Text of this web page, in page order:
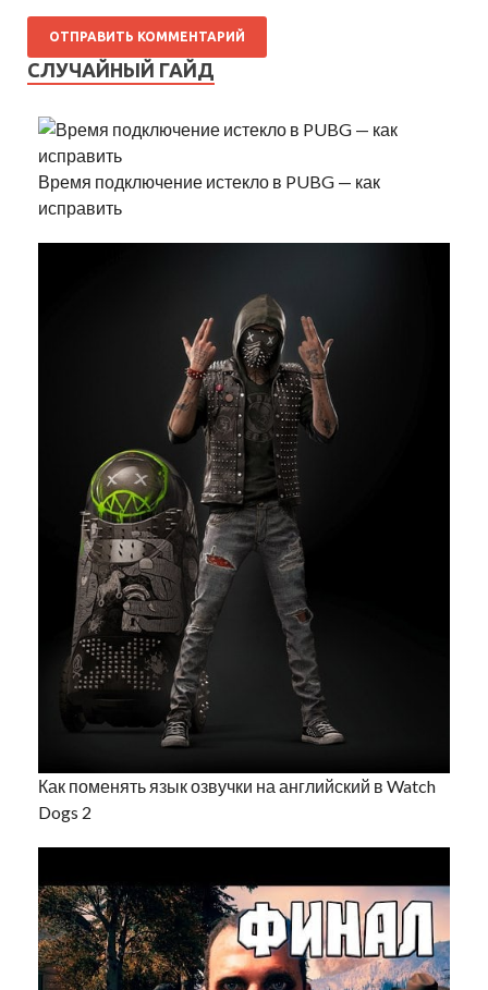
СЛУЧАЙНЫЙ ГАЙД
Время подключение истекло в PUBG — как
исправить
Как поменять язык озвучки на английский в Watch
Dogs 2